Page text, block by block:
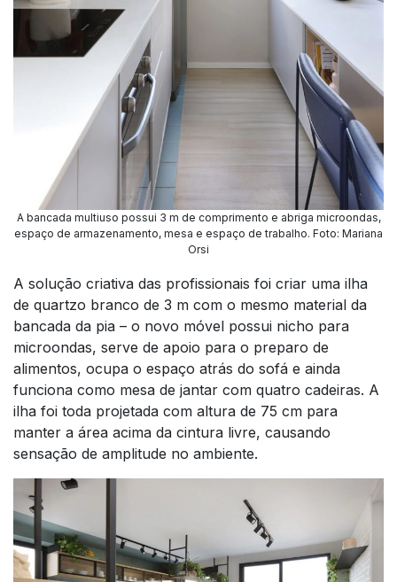
A bancada multiuso possui 3 m de comprimento e abriga microondas,
espaço de armazenamento, mesa e espaço de trabalho. Foto: Mariana
Orsi
A solução criativa das profissionais foi criar uma ilha
de quartzo branco de 3 m com o mesmo material da
bancada da pia – o novo móvel possui nicho para
microondas, serve de apoio para o preparo de
alimentos, ocupa o espaço atrás do sofá e ainda
funciona como mesa de jantar com quatro cadeiras. A
ilha foi toda projetada com altura de 75 cm para
manter a área acima da cintura livre, causando
sensação de amplitude no ambiente.